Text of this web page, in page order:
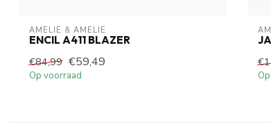
AMELIE & AMELIE
ENCIL A411 BLAZER
€84,99 €59,49
Op voorraad